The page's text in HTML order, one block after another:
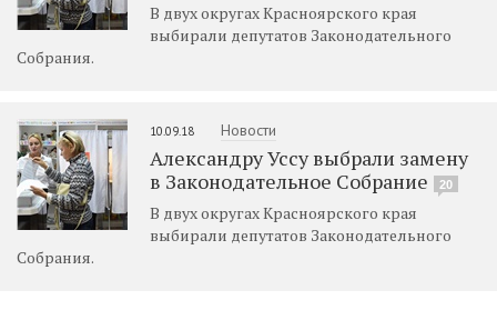
В двух округах Красноярского края
выбирали депутатов Законодательного
Собрания.
10.09.18 Новости
Александру Уссу выбрали замену
в Законодательное Собрание
20
В двух округах Красноярского края
выбирали депутатов Законодательного
Собрания.